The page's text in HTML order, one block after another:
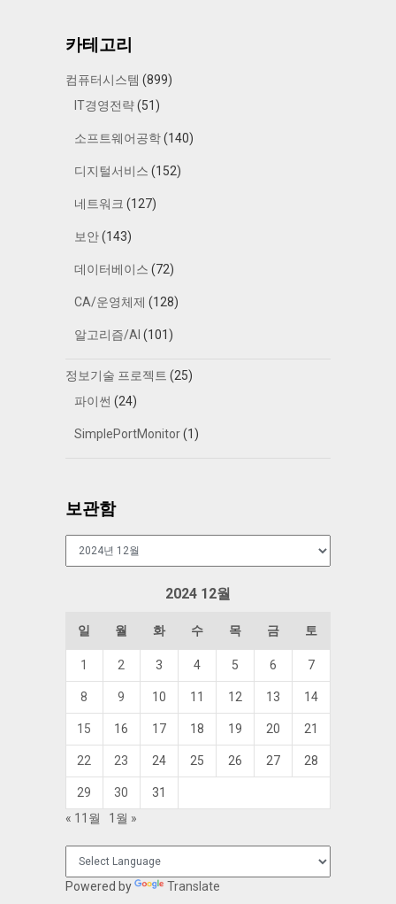
카테고리
컴퓨터시스템 (899)
IT경영전략(51)
소프트웨어공학(140)
디지털서비스 (152)
네트워크 (127)
보안(143)
데이터베이스 (72)
CA/운영체제 (128)
알고리즘/AI (101)
정보기술 프로젝트 (25)
파이썬 (24)
SimplePortMonitor(1)
보관함
2024 12월
일 월 화 수 목 금 토
1 2 3 4 5 6 7
8 9 10 11 12 13 14
15 16 17 18 19 20 21
22 23 24 25 26 27 28
29 30
31
« 11월
1월 »
Powered by Translate